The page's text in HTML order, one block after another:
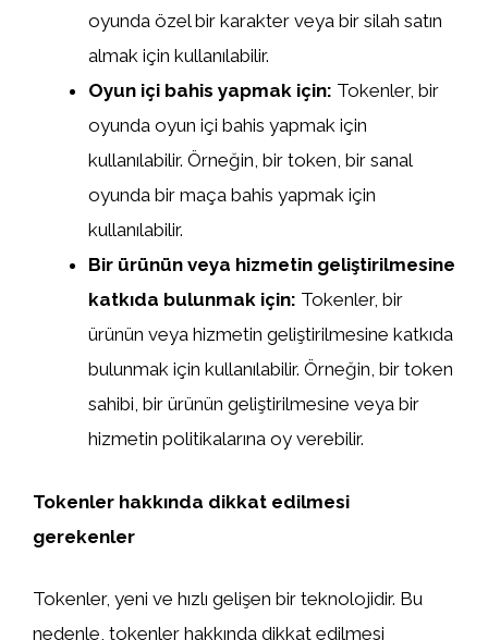
oyunda özel bir karakter veya bir silah satın
almak için kullanılabilir.
Oyun içi bahis yapmak için: Tokenler, bir
oyunda oyun içi bahis yapmak için
kullanılabilir. Örneğin, bir token, bir sanal
oyunda bir maça bahis yapmak için
kullanılabilir.
Bir ürünün veya hizmetin geliştirilmesine
katkıda bulunmak için: Tokenler, bir
ürünün veya hizmetin geliştirilmesine katkıda
bulunmak için kullanılabilir. Örneğin, bir token
sahibi, bir ürünün geliştirilmesine veya bir
hizmetin politikalarına oy verebilir.
Tokenler hakkında dikkat edilmesi
gerekenler
Tokenler, yeni ve hızlı gelişen bir teknolojidir. Bu
nedenle, tokenler hakkında dikkat edilmesi